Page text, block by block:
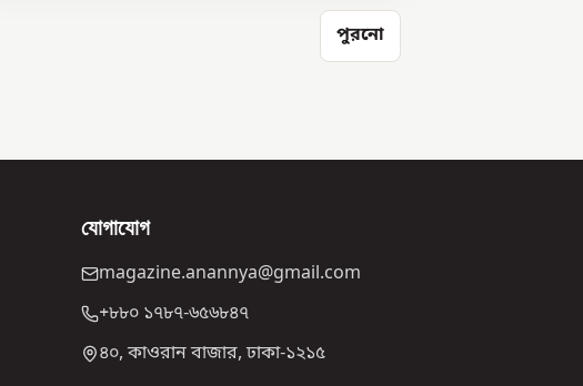
পুরনো
যোগাযোগ
magazine.anannya@gmail.com
+৮৮০ ১৭৮৭-৬৫৬৮৪৭
৪০, কাওরান বাজার, ঢাকা-১২১৫